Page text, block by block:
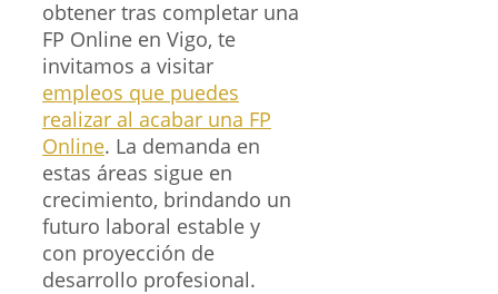
obtener tras completar una
FP Online en Vigo, te
invitamos a visitar
empleos que puedes
realizar al acabar una FP
Online. La demanda en
estas áreas sigue en
crecimiento, brindando un
futuro laboral estable y
con proyección de
desarrollo profesional.